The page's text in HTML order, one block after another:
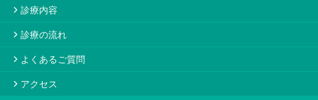
診療内容
診療の流れ
よくあるご質問
アクセス